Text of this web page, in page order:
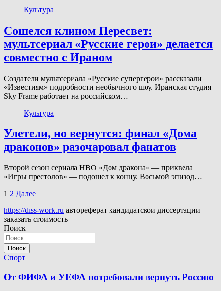
Культура
Сошелся клином Пересвет:
мультсериал «Русские герои» делается
совместно с Ираном
Создатели мультсериала «Русские супергерои» рассказали
«Известиям» подробности необычного шоу. Иранская студия
Sky Frame работает на российском…
Культура
Улетели, но вернутся: финал «Дома
драконов» разочаровал фанатов
Второй сезон сериала HBO «Дом дракона» — приквела
«Игры престолов» — подошел к концу. Восьмой эпизод…
Пагинация
записей
1 2 Далее
https://diss-work.ru автореферат кандидатской диссертации
заказать стоимость
Поиск
Поиск
Спорт
От ФИФА и УЕФА потребовали вернуть Россию